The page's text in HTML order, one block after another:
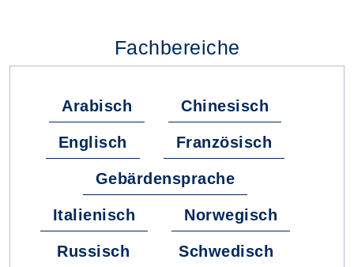
Fachbereiche
Arabisch Chinesisch
Englisch Französisch
Gebärdensprache
Italienisch Norwegisch
Russisch Schwedisch